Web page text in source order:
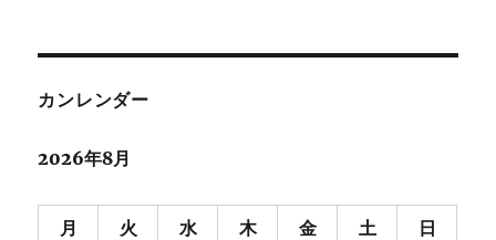
カンレンダー
2026年8月
月 火 水 木 金 土 日